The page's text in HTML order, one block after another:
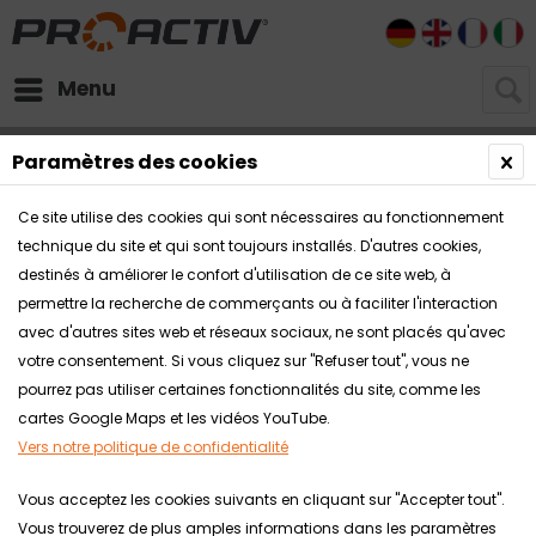
Menu
DE EN FR
SPEEDY A2
Paramètres des cookies
Ce site utilise des cookies qui sont nécessaires au fonctionnement
technique du site et qui sont toujours installés. D'autres cookies,
destinés à améliorer le confort d'utilisation de ce site web, à
permettre la recherche de commerçants ou à faciliter l'interaction
avec d'autres sites web et réseaux sociaux, ne sont placés qu'avec
votre consentement. Si vous cliquez sur "Refuser tout", vous ne
pourrez pas utiliser certaines fonctionnalités du site, comme les
cartes Google Maps et les vidéos YouTube.
Vers notre politique de confidentialité
Vous acceptez les cookies suivants en cliquant sur "Accepter tout".
Vous trouverez de plus amples informations dans les paramètres